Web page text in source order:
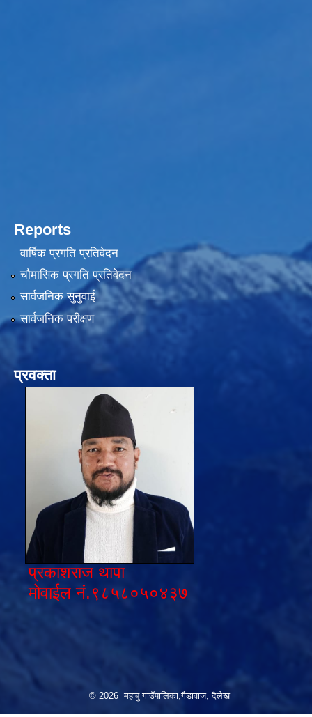
Reports
वार्षिक प्रगति प्रतिवेदन
चौमासिक प्रगति प्रतिवेदन
सार्वजनिक सुनुवाई
सार्वजनिक परीक्षण
प्रवक्ता
प्रकाशराज थापा
मोवाईल नं.९८५८०५०४३७
© 2026 महाबु गाउँपालिका,गैडावाज, दैलेख